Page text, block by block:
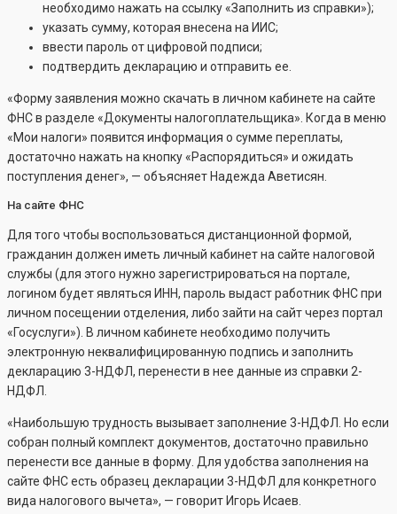
необходимо нажать на ссылку «Заполнить из справки»);
указать сумму, которая внесена на ИИС;
ввести пароль от цифровой подписи;
подтвердить декларацию и отправить ее.
«Форму заявления можно скачать в личном кабинете на сайте
ФНС в разделе «Документы налогоплательщика». Когда в меню
«Мои налоги» появится информация о сумме переплаты,
достаточно нажать на кнопку «Распорядиться» и ожидать
поступления денег», — объясняет Надежда Аветисян.
На сайте ФНС
Для того чтобы воспользоваться дистанционной формой,
гражданин должен иметь личный кабинет на сайте налоговой
службы (для этого нужно зарегистрироваться на портале,
логином будет являться ИНН, пароль выдаст работник ФНС при
личном посещении отделения, либо зайти на сайт через портал
«Госуслуги»). В личном кабинете необходимо получить
электронную неквалифицированную подпись и заполнить
декларацию 3-НДФЛ, перенести в нее данные из справки 2-
НДФЛ.
«Наибольшую трудность вызывает заполнение 3-НДФЛ. Но если
собран полный комплект документов, достаточно правильно
перенести все данные в форму. Для удобства заполнения на
сайте ФНС есть образец декларации 3-НДФЛ для конкретного
вида налогового вычета», — говорит Игорь Исаев.